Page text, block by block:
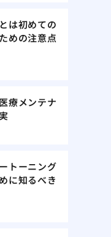
は初めての
めの注意点
療メンテナ
トーニング
に知るべき